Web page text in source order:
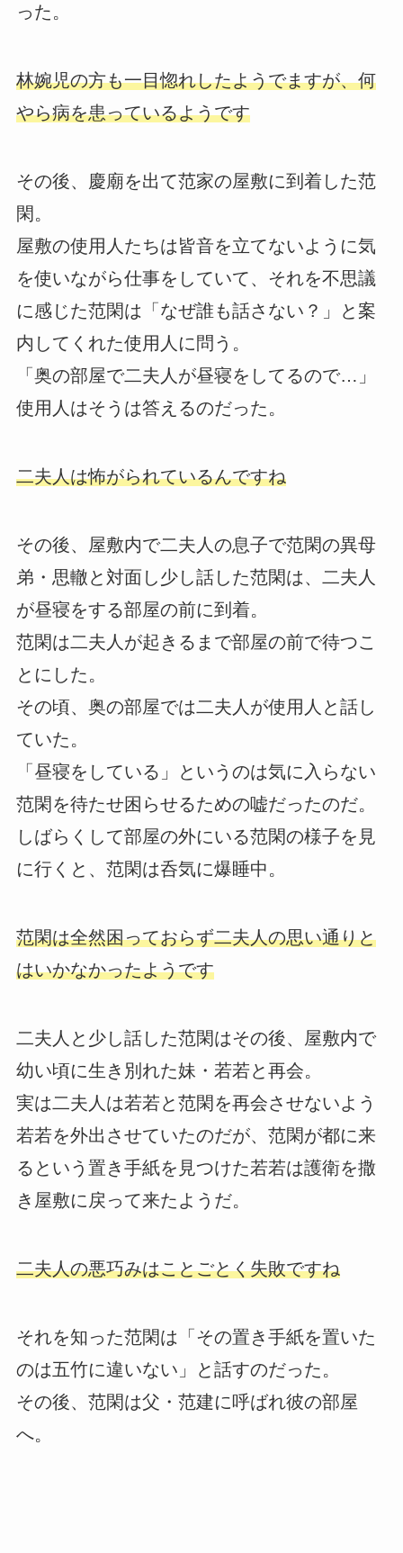
った。
林婉児の方も一目惚れしたようでますが、何
やら病を患っているようです
その後、慶廟を出て范家の屋敷に到着した范
閑。
屋敷の使用人たちは皆音を立てないように気
を使いながら仕事をしていて、それを不思議
に感じた范閑は「なぜ誰も話さない？」と案
内してくれた使用人に問う。
「奥の部屋で二夫人が昼寝をしてるので…」
使用人はそうは答えるのだった。
二夫人は怖がられているんですね
その後、屋敷内で二夫人の息子で范閑の異母
弟・思轍と対面し少し話した范閑は、二夫人
が昼寝をする部屋の前に到着。
范閑は二夫人が起きるまで部屋の前で待つこ
とにした。
その頃、奥の部屋では二夫人が使用人と話し
ていた。
「昼寝をしている」というのは気に入らない
范閑を待たせ困らせるための嘘だったのだ。
しばらくして部屋の外にいる范閑の様子を見
に行くと、范閑は呑気に爆睡中。
范閑は全然困っておらず二夫人の思い通りと
はいかなかったようです
二夫人と少し話した范閑はその後、屋敷内で
幼い頃に生き別れた妹・若若と再会。
実は二夫人は若若と范閑を再会させないよう
若若を外出させていたのだが、范閑が都に来
るという置き手紙を見つけた若若は護衛を撒
き屋敷に戻って来たようだ。
二夫人の悪巧みはことごとく失敗ですね
それを知った范閑は「その置き手紙を置いた
のは五竹に違いない」と話すのだった。
その後、范閑は父・范建に呼ばれ彼の部屋
へ。